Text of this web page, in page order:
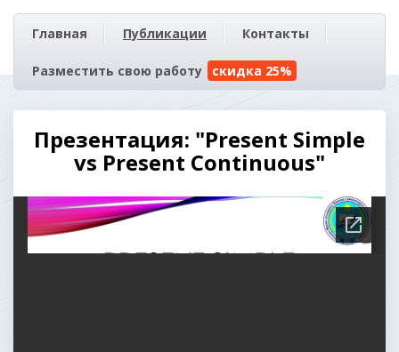
Главная Публикации Контакты
Разместить свою работу скидка 25%
Презентация: "Present Simple
vs Present Continuous"